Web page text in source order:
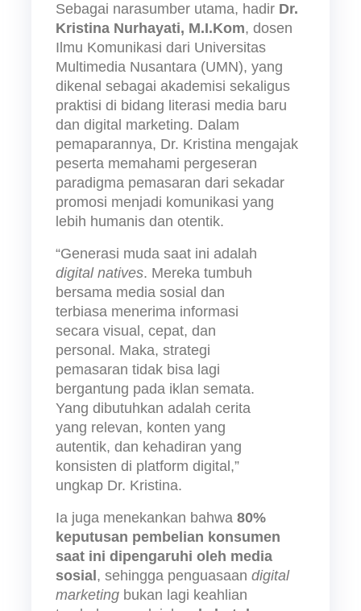
Sebagai narasumber utama, hadir Dr.
Kristina Nurhayati, M.I.Kom, dosen
Ilmu Komunikasi dari Universitas
Multimedia Nusantara (UMN), yang
dikenal sebagai akademisi sekaligus
praktisi di bidang literasi media baru
dan digital marketing. Dalam
pemaparannya, Dr. Kristina mengajak
peserta memahami pergeseran
paradigma pemasaran dari sekadar
promosi menjadi komunikasi yang
lebih humanis dan otentik.
digital natives. Mereka tumbuh
bersama media sosial dan
terbiasa menerima informasi
secara visual, cepat, dan
personal. Maka, strategi
pemasaran tidak bisa lagi
bergantung pada iklan semata.
Yang dibutuhkan adalah cerita
yang relevan, konten yang
autentik, dan kehadiran yang
konsisten di platform digital,”
ungkap Dr. Kristina.
Ia juga menekankan bahwa 80%
keputusan pembelian konsumen
saat ini dipengaruhi oleh media
sosial , sehingga penguasaan digital
marketing bukan lagi keahlian